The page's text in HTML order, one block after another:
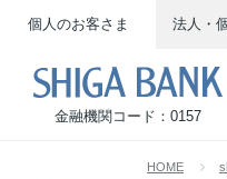
個人のお客さま 法人・
金融機関コード：0157
HOME